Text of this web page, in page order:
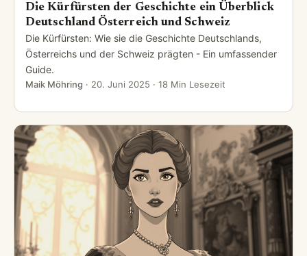
Die Kürfürsten der Geschichte ein Überblick
Deutschland Österreich und Schweiz
Die Kürfürsten: Wie sie die Geschichte Deutschlands,
Österreichs und der Schweiz prägten - Ein umfassender
Guide.
Maik Möhring · 20. Juni 2025 · 18 Min Lesezeit